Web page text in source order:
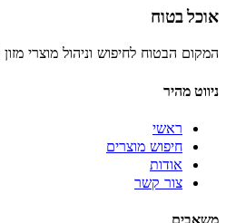
אוכל בטוח
המקום הבטוח לחיפוש וניהול מוצרי
ניווט מהיר
ראשי
חיפוש מוצרים
אודות
צור קשר